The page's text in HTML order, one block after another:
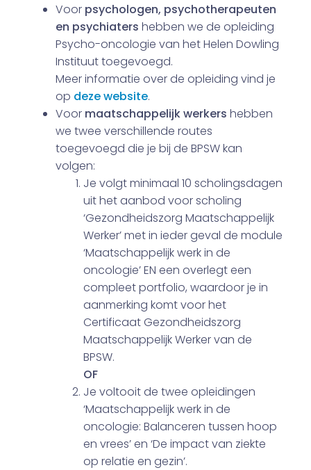
Voor psychologen, psychotherapeuten
en psychiaters hebben we de opleiding
Psycho-oncologie van het Helen Dowling
Instituut toegevoegd.
Meer informatie over de opleiding vind je
op deze website.
Voor maatschappelijk werkers hebben
we twee verschillende routes
toegevoegd die je bij de BPSW kan
volgen:
Je volgt minimaal 10 scholingsdagen
uit het aanbod voor scholing
‘Gezondheidszorg Maatschappelijk
Werker’ met in ieder geval de module
‘Maatschappelijk werk in de
oncologie’ EN een overlegt een
compleet portfolio, waardoor je in
aanmerking komt voor het
Certificaat Gezondheidszorg
Maatschappelijk Werker van de
BPSW.
OF
Je voltooit de twee opleidingen
‘Maatschappelijk werk in de
oncologie: Balanceren tussen hoop
en vrees’ en ‘De impact van ziekte
op relatie en gezin’.